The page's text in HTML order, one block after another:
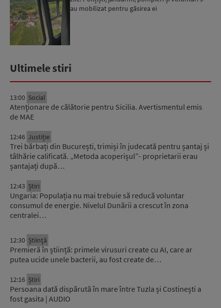
au mobilizat pentru găsirea ei
Ultimele stiri
13:00 Social
Atenţionare de călătorie pentru Sicilia. Avertismentul emis
de MAE
12:46 Justiție
Trei bărbați din București, trimiși în judecată pentru șantaj și
tâlhărie calificată. „Metoda acoperișul”- proprietarii erau
șantajați după…
12:43 Știri
Ungaria: Populația nu mai trebuie să reducă voluntar
consumul de energie. Nivelul Dunării a crescut în zona
centralei…
12:30 Știinţă
Premieră în știință: primele virusuri create cu AI, care ar
putea ucide unele bacterii, au fost create de…
12:16 Știri
Persoana dată dispărută în mare între Tuzla și Costinești a
fost gasita | AUDIO